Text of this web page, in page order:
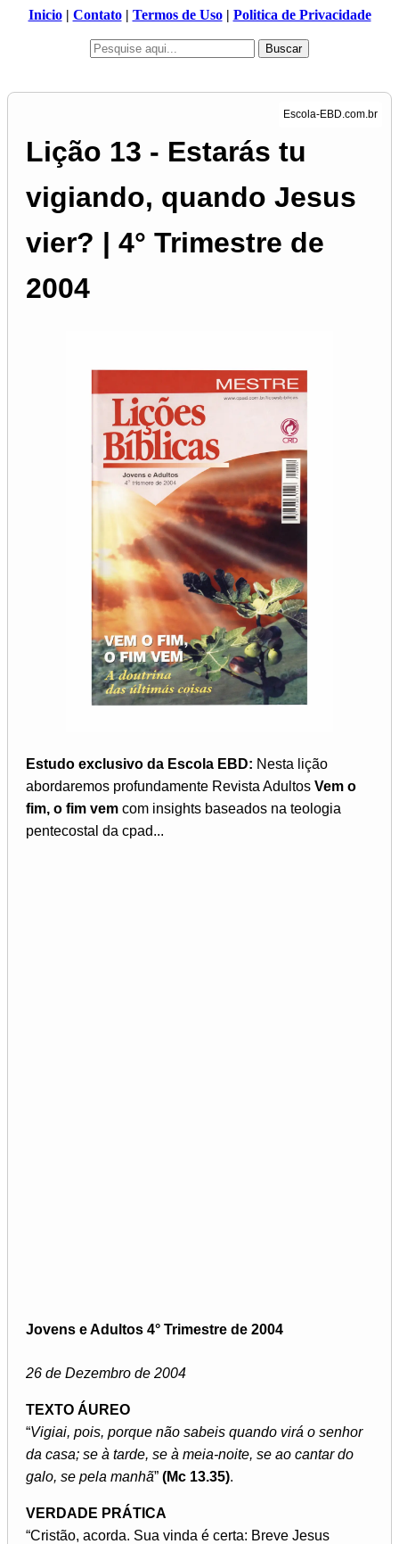
Inicio| Contato| Termos de Uso| Politica de Privacidade
Buscar
Lição 13 - Estarás tu
vigiando, quando Jesus
vier? | 4° Trimestre de
2004
Estudo exclusivo da Escola EBD: Nesta lição
abordaremos profundamente Revista Adultos Vem o
fim, o fim vem com insights baseados na teologia
pentecostal da cpad...
Jovens e Adultos 4° Trimestre de 2004
26 de Dezembro de 2004
TEXTO ÁUREO
“Vigiai, pois, porque não sabeis quando virá o senhor
da casa; se à tarde, se à meia-noite, se ao cantar do
galo, se pela manhã” (Mc 13.35).
VERDADE PRÁTICA
“Cristão, acorda. Sua vinda é certa: Breve Jesus